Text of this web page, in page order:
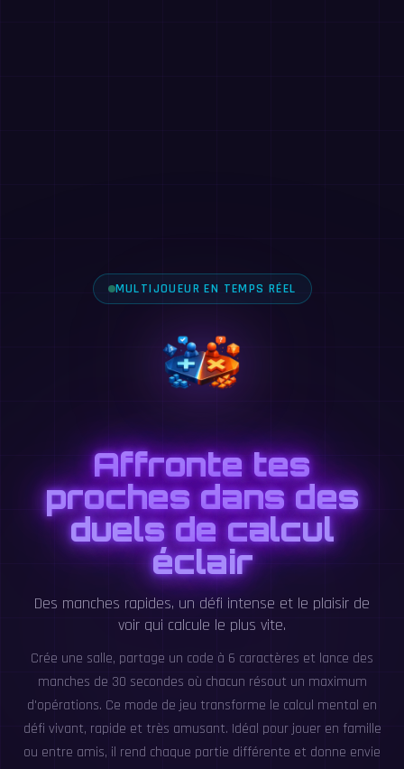
MULTIJOUEUR EN TEMPS RÉEL
Affronte tes
proches dans des
duels de calcul
éclair
Des manches rapides, un défi intense et le plaisir de
voir qui calcule le plus vite.
Crée une salle, partage un code à 6 caractères et lance des
manches de 30 secondes où chacun résout un maximum
d'opérations. Ce mode de jeu transforme le calcul mental en
défi vivant, rapide et très amusant. Idéal pour jouer en famille
ou entre amis, il rend chaque partie différente et donne envie